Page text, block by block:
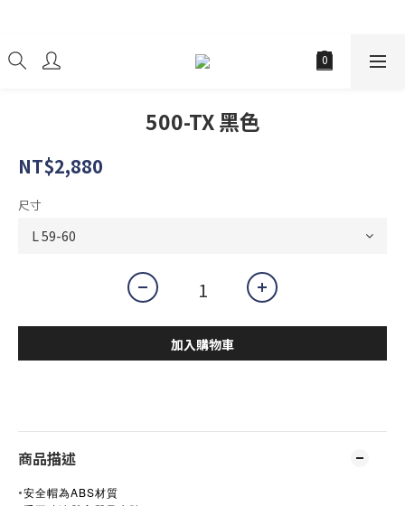
500-TX 黑色
NT$2,880
尺寸
加入購物車
商品描述
•安全帽為ABS材質